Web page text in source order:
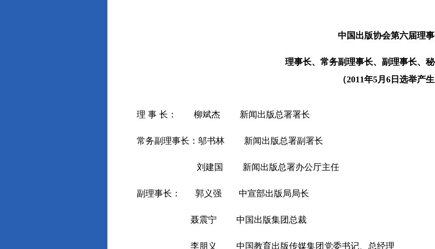
中国出版协会第六届理
理事长、常务副理事长、副理事长、
（2011年5月6日选举产生
理 事 长： 柳斌杰 新闻出版总署署长
常务副理事长：邬书林 新闻出版总署副署长
刘建国 新闻出版总署办公厅主任
副理事长： 郭义强 中宣部出版局局长
聂震宁 中国出版集团总裁
李朋义 中国教育出版传媒集团党委书记、总经理